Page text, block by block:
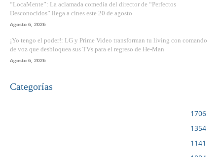
“LocaMente”: La aclamada comedia del director de “Perfectos
Desconocidos” llega a cines este 20 de agosto
Agosto 6, 2026
¡Yo tengo el poder!: LG y Prime Video transforman tu living con comando
de voz que desbloquea sus TVs para el regreso de He-Man
Agosto 6, 2026
Categorías
1706
1354
1141